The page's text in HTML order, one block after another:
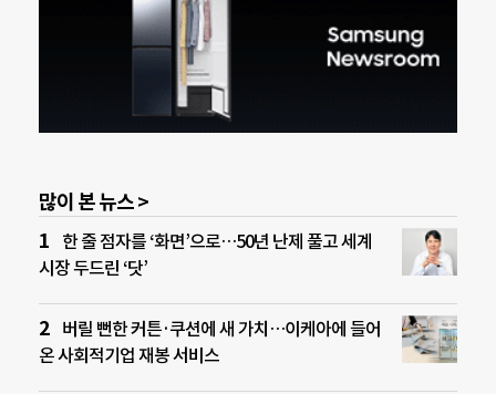
많이 본 뉴스 >
한 줄 점자를 ‘화면’으로…50년 난제 풀고 세계
시장 두드린 ‘닷’
버릴 뻔한 커튼·쿠션에 새 가치…이케아에 들어
온 사회적기업 재봉 서비스